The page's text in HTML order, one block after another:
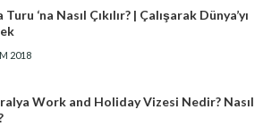
Turu ‘na Nasıl Çıkılır? | Çalışarak Dünya’yı
2018
Work and Holiday Vizesi Nedir? Nasıl